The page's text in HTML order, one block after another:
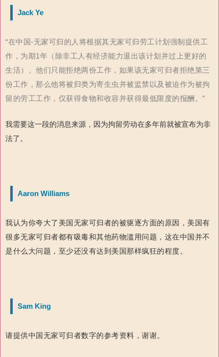
Jack Ye
“在中国-无家可归的人将根据其无家可归劳工计划强制提供工
作，为期1年（除非工人有经济能力退出该计划并过上更好的
生活）。他们只能拒绝两份工作，如果该无家可归者拒绝第三
份工作，那么他将被归类为寄生虫并被监禁以及被迫作为被拘
留的劳工工作，仅获得食物和收容并获得最低限度的报酬。”
我需要这一段的消息来源，因为拘留劳动在多年前就被宣布为非
法了。
Aaron Williams
我认为你夸大了美国无家可归者的被驱逐方面的原因，美国有
很多无家可归者都有吸毒和其他药物滥用问题，这在中国并不
是什么大问题，至少还没有达到美国那样疯狂的程度。
Sam King
请提供中国无家可归者数字的参考资料，谢谢。